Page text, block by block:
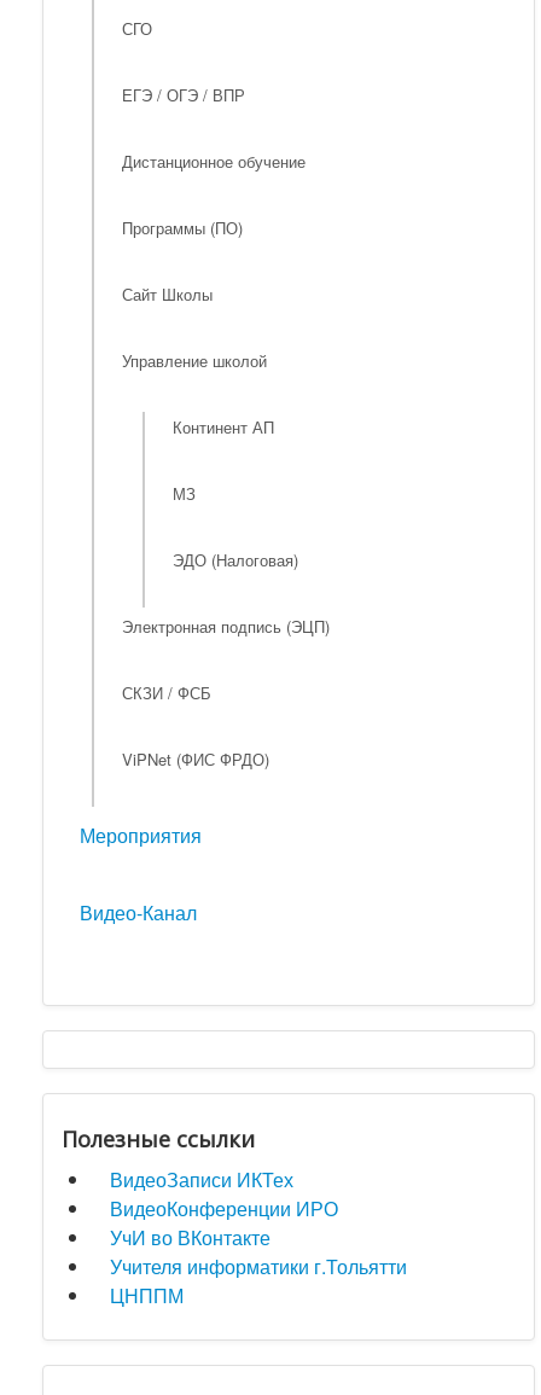
СГО
ЕГЭ / ОГЭ / ВПР
Дистанционное обучение
Программы (ПО)
Сайт Школы
Управление школой
Континент АП
МЗ
ЭДО (Налоговая)
Электронная подпись (ЭЦП)
СКЗИ / ФСБ
ViPNet (ФИС ФРДО)
Мероприятия
Видео-Канал
Полезные ссылки
ВидеоЗаписи ИКТех
ВидеоКонференции ИРО
УчИ во ВКонтакте
Учителя информатики г.Тольятти
ЦНППМ